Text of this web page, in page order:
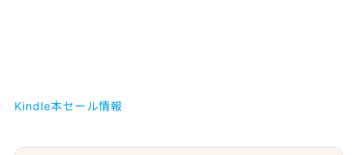
Kindle本セール情報